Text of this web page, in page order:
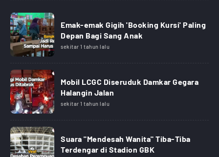
Emak-emak Gigih 'Booking Kursi' Paling
Depan Bagi Sang Anak
sekitar 1 tahun lalu
Mobil LCGC Diseruduk Damkar Gegara
Halangin Jalan
sekitar 1 tahun lalu
Suara "Mendesah Wanita" Tiba-Tiba
Terdengar di Stadion GBK